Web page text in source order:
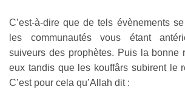
C’est-à-dire que de tels évènements
les communautés vous étant
suiveurs des prophètes. Puis la bonne
eux tandis que les kouffârs subirent le
C’est pour cela qu’Allah dit :